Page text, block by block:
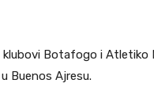
Botafogo i Atletiko
Buenos Ajresu.